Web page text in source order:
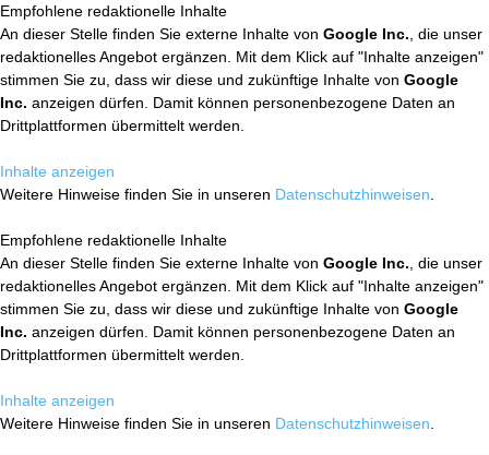
Empfohlene redaktionelle Inhalte
An dieser Stelle finden Sie externe Inhalte von Google Inc. , die unser
redaktionelles Angebot ergänzen. Mit dem Klick auf "Inhalte anzeigen"
stimmen Sie zu, dass wir diese und zukünftige Inhalte von Google
Inc. anzeigen dürfen. Damit können personenbezogene Daten an
Drittplattformen übermittelt werden.
Inhalte anzeigen
Weitere Hinweise finden Sie in unseren Datenschutzhinweisen
Empfohlene redaktionelle Inhalte
An dieser Stelle finden Sie externe Inhalte von Google Inc. , die unser
redaktionelles Angebot ergänzen. Mit dem Klick auf "Inhalte anzeigen"
stimmen Sie zu, dass wir diese und zukünftige Inhalte von Google
Inc. anzeigen dürfen. Damit können personenbezogene Daten an
Drittplattformen übermittelt werden.
Inhalte anzeigen
Weitere Hinweise finden Sie in unseren Datenschutzhinweisen